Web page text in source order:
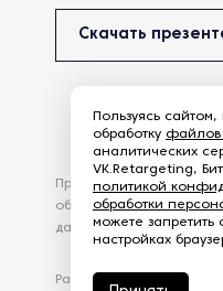
Скачать
Разработка сайта —
Продолжая
обработку файлов
данных, в
Пользуясь
обработку файлов
аналитических
VK.Retargeting,
политикой
обработки
можете запретить
настройках